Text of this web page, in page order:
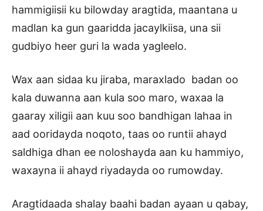
hammigiisii ku bilowday aragtida, maantana u
madlan ka gun gaaridda jacaylkiisa, una sii
gudbiyo heer guri la wada yagleelo.
Wax aan sidaa ku jiraba, maraxlado badan oo
kala duwanna aan kula soo maro, waxaa la
gaaray xiligii aan kuu soo bandhigan lahaa in
aad ooridayda noqoto, taas oo runtii ahayd
saldhiga dhan ee noloshayda aan ku hammiyo,
waxayna ii ahayd riyadayda oo rumowday.
Aragtidaada shalay baahi badan ayaan u qabay,